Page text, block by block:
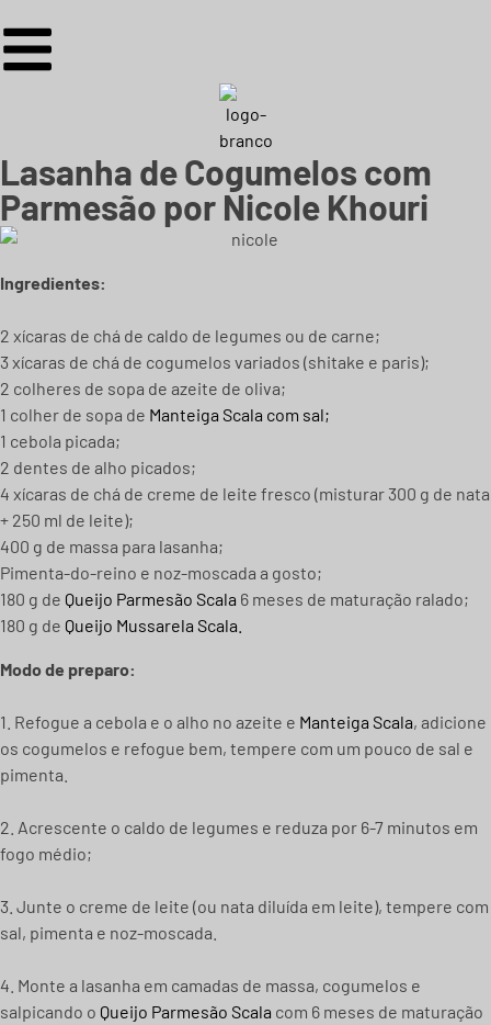
Lasanha de Cogumelos com
Parmesão por Nicole Khouri
Ingredientes:
2 xícaras de chá de caldo de legumes ou de carne;
3 xícaras de chá de cogumelos variados (shitake e paris);
2 colheres de sopa de azeite de oliva;
1 colher de sopa de Manteiga Scala com sal;
1 cebola picada;
2 dentes de alho picados;
4 xícaras de chá de creme de leite fresco (misturar 300 g de nata
+ 250 ml de leite);
400 g de massa para lasanha;
Pimenta-do-reino e noz-moscada a gosto;
180 g de Queijo Parmesão Scala 6 meses de maturação ralado;
180 g de Queijo Mussarela Scala.
Modo de preparo:
1. Refogue a cebola e o alho no azeite e Manteiga Scala, adicione
os cogumelos e refogue bem, tempere com um pouco de sal e
pimenta.
2. Acrescente o caldo de legumes e reduza por 6-7 minutos em
fogo médio;
3. Junte o creme de leite (ou nata diluída em leite), tempere com
sal, pimenta e noz-moscada.
4. Monte a lasanha em camadas de massa, cogumelos e
salpicando o Queijo Parmesão Scala com 6 meses de maturação